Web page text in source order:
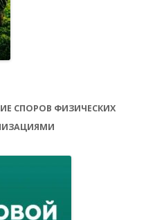
СПОРОВ ФИЗИЧЕСКИХ